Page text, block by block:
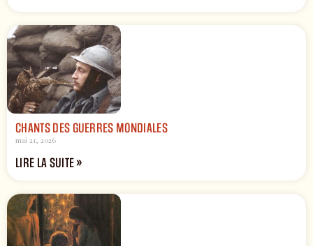
CHANTS DES GUERRES MONDIALES
mai 21, 2026
LIRE LA SUITE »